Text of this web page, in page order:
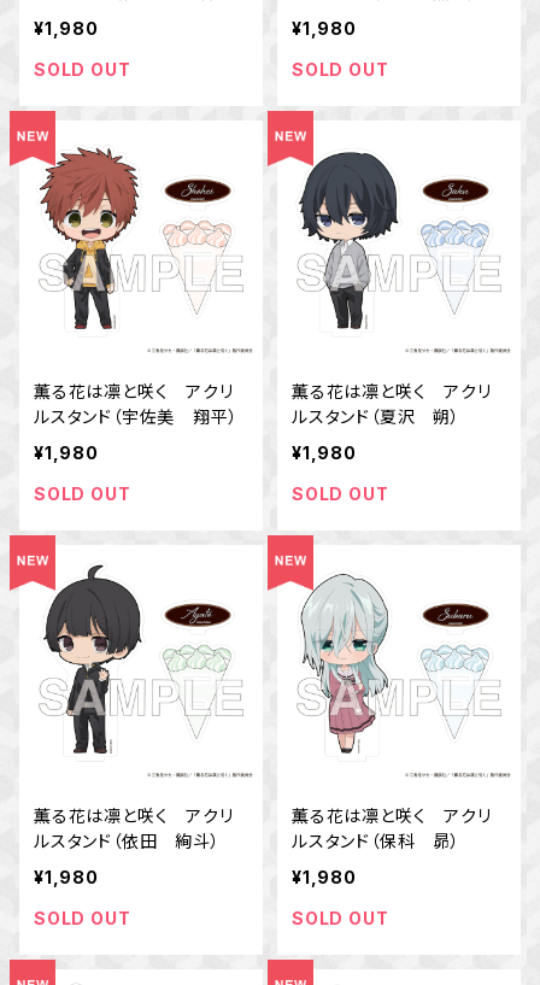
¥1,980
SOLD OUT
¥1,980
SOLD OUT
薫る花は凛と咲く アクリ
ルスタンド（宇佐美 翔平）
¥1,980
SOLD OUT
薫る花は凛と咲く アクリ
ルスタンド（夏沢 朔）
¥1,980
SOLD OUT
薫る花は凛と咲く アクリ
ルスタンド（依田 絢斗）
¥1,980
SOLD OUT
薫る花は凛と咲く アクリ
ルスタンド（保科 昴）
¥1,980
SOLD OUT